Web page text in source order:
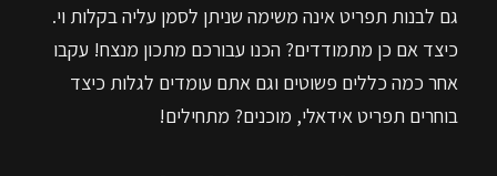
גם לבנות תפריט אינה משימה שניתן לסמן עליה בקלות וי.
כיצד אם כן מתמודדים? הכנו עבורכם מתכון מנצח! עקבו
אחר כמה כללים פשוטים וגם אתם עומדים לגלות כיצד
בוחרים תפריט אידאלי, מוכנים? מתחילים!